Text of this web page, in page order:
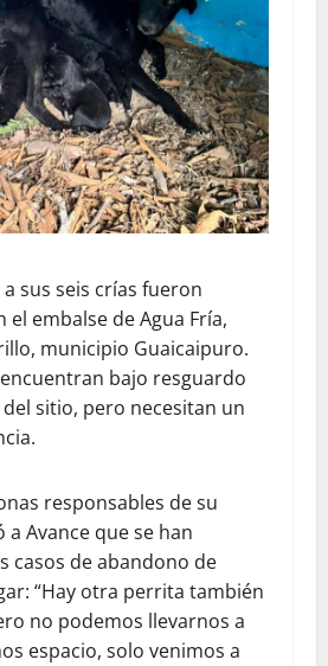
sus seis crías fueron
el embalse de Agua Fría,
municipio Guaicaipuro.
bajo resguardo
sitio, pero necesitan un
responsables de su
Avance que se han
casos de abandono de
“Hay otra perrita también
no podemos llevarnos a
espacio, solo venimos a